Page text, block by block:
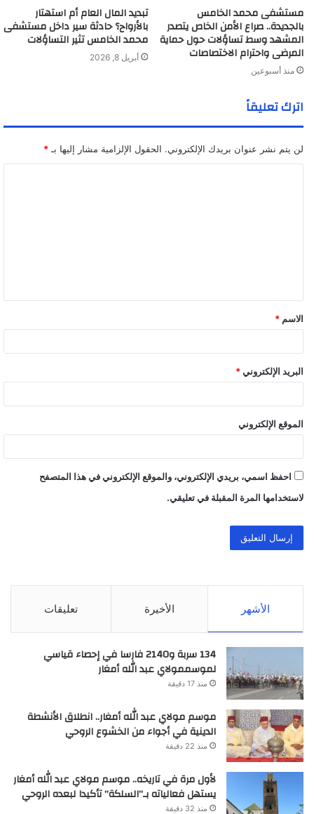
مستشفى محمد الخامس
بالجديدة.. صراع الأمن الخاص يتصدر
المشهد وسط تساؤلات حول حماية
المرضى واحترام الاختصاصات
منذ أسبوعين
تبديد المال العام أم استهتار
بالأرواح؟ حادثة سير داخل مستشفى
محمد الخامس تثير التساؤلات
أبريل 8, 2026
اترك تعليقاً
لن يتم نشر عنوان بريدك الإلكتروني. الحقول الإلزامية مشار إليها بـ *
ق
*
الاسم *
البريد الإلكتروني *
الموقع الإلكتروني
احفظ اسمي، بريدي الإلكتروني، والموقع الإلكتروني في هذا المتصفح
لاستخدامها المرة المقبلة في تعليقي.
الأشهر الأخيرة تعليقات
134 سربة و2140 فارسا في إحصاء قياسي
لموسممولاي عبد الله أمغار
منذ 17 دقيقة
موسم مولاي عبد الله أمغار.. انطلاق الأنشطة
الدينية في أجواء من الخشوع الروحي
منذ 22 دقيقة
لأول مرة في تاريخه.. موسم مولاي عبد الله أمغار
يستهل فعالياته بـ”السلكة” تأكيدا لبعده الروحي
منذ 32 دقيقة